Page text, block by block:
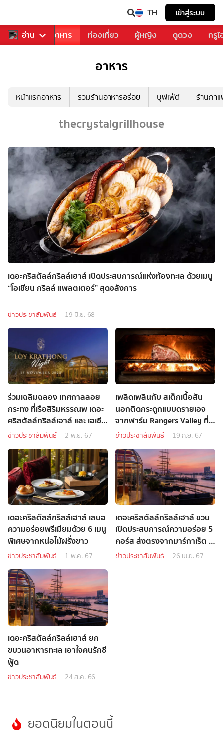
TH เข้าสู่ระบบ
อ่าน
การเพลง อาหาร ท่องเที่ยว ผู้หญิง ดูดวง ทรู
อาหาร
หน้าแรกอาหาร รวมร้านอาหารอร่อย บุฟเฟ่ต์ ร้านกา
thecrystalgrillhouse
เดอะคริสตัลล์กริลล์เฮาส์ เปิดประสบการณ์แห่งท้องทะเล ด้วยเมนู
“โอเชียน กริลล์ แพลตเตอร์” สุดอลังการ
ข่าวประชาสัมพันธ์ 19 มิ.ย. 68
ร่วมเฉลิมฉลอง เทศกาลลอย
กระทง ที่เรือสิริมหรรณพ เดอะ
คริสตัลล์กริลล์เฮาส์ และ เอเชีย
ทีค แอนเชี่ยนท์ ที เฮ้าส์
ข่าวประชาสัมพันธ์ 2 พ.ย. 67
เพลิดเพลินกับ สเต็กเนื้อสัน
นอกติดกระดูกแบบดรายเอจ
จากฟาร์ม Rangers Valley ที่
เดอะคริสตัลล์กริลล์เฮาส์
ข่าวประชาสัมพันธ์ 19 ก.ย. 67
เดอะคริสตัลล์กริลล์เฮาส์ เสนอ
ความอร่อยพรีเมียมด้วย 6 เมนู
พิเศษจากหน่อไม้ฝรั่งขาว
ข่าวประชาสัมพันธ์ 1 พ.ค. 67
เดอะคริสตัลล์กริลล์เฮาส์ ชวน
เปิดประสบการณ์ความอร่อย 5
คอร์ส ส่งตรงจากมาร์กาเร็ต ริ
เวอร์ ออสเตรเลีย
ข่าวประชาสัมพันธ์ 26 เม.ย. 67
เดอะคริสตัลล์กริลล์เฮาส์ ยก
ขบวนอาหารทะเล เอาใจคนรักซี
ฟู้ด
ข่าวประชาสัมพันธ์ 24 ส.ค. 66
ยอดนิยมในตอนนี้